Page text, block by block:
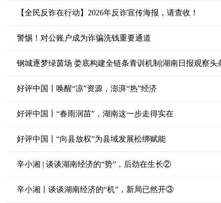
【全民反诈在行动】2026年反诈宣传海报，请查收！
警惕！对公账户成为诈骗洗钱重要通道
钢城逐梦绿茵场 娄底构建全链条青训机制|湖南日报观察头
好评中国丨唤醒“凉”资源，澎湃“热”经济
好评中国丨“春雨润苗”，湖南这一步走得实在
好评中国丨“向县放权”为县域发展松绑赋能
辛小湘 | 谈谈湖南经济的“势”，后劲在生长②
辛小湘丨谈谈湖南经济的“机”，新局已然开③